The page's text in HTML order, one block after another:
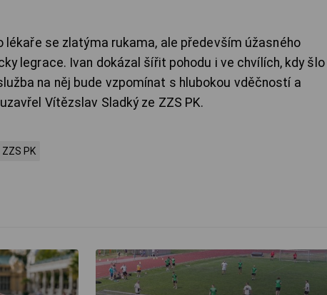
lékaře se zlatýma rukama, ale především úžasného
legrace. Ivan dokázal šířit pohodu i ve chvílích, kdy šlo
na něj bude vzpomínat s hlubokou vděčností a
Vítězslav Sladký ze ZZS PK.
ZZS PK